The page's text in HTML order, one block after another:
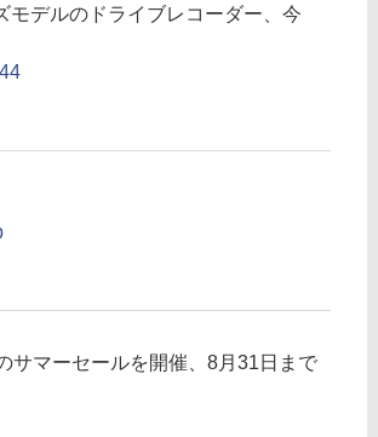
モデルのドライブレコーダー、今
サマーセールを開催、8月31日まで